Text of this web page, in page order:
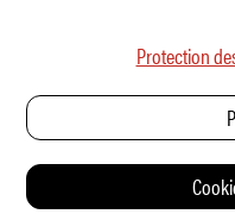
Protection